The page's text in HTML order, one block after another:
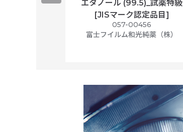
エタノール (99.5)_試薬特級
[JISマーク認定品目]
057-00456
富士フイルム和光純薬（株）